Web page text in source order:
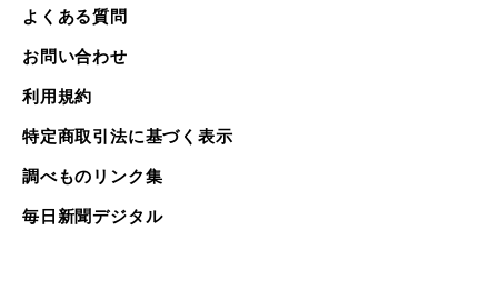
よくある質問
お問い合わせ
利用規約
特定商取引法に基づく表示
調べものリンク集
毎日新聞デジタル